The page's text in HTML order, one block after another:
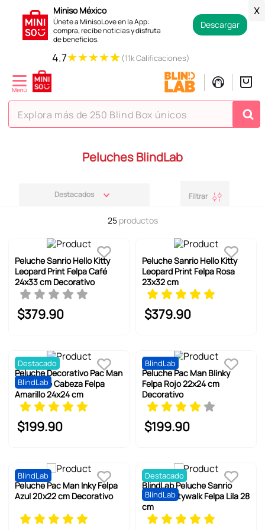
Miniso México
Únete a MinisoLove en la App:
compra, recibe noticias y disfruta
de beneficios.
Descargar
X
4.7★★★★★ (11k Calificaciones)
Explora más de 250 Blind Box únicos
Peluches BlindLab
Destacados Filtrar
25 productos
Peluche Sanrio Hello Kitty
Leopard Print Felpa Café
24x33 cm Decorativo
$379.90
Peluche Sanrio Hello Kitty
Leopard Print Felpa Rosa
23x32 cm
$379.90
Destacado
BlindLab
Peluche Decorativo Pac Man
Diseño De Cabeza Felpa
Amarillo 24x24 cm
$199.90
BlindLab
Peluche Pac Man Blinky
Felpa Rojo 22x24 cm
Decorativo
$199.90
BlindLab
Peluche Pac Man Inky Felpa
Azul 20x22 cm Decorativo
Destacado
BlindLab
BlindLab Peluche Sanrio
Kuromi Citywalk Felpa Lila 28
cm
blind box
6 .
llaveros
7.
pokemon
8.
bts
cosmetiquera